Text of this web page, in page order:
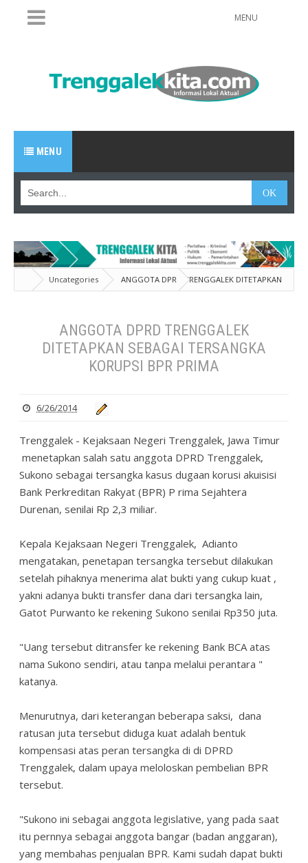
MENU
MENU
Uncategories
ANGGOTA DPRD TRENGGALEK DITETAPKAN
SEBAGAI TERSANGKA KORUPSI BPR PRIMA
ANGGOTA DPRD TRENGGALEK
DITETAPKAN SEBAGAI TERSANGKA
KORUPSI BPR PRIMA
6/26/2014
Trenggalek - Kejaksaan Negeri Trenggalek, Jawa Timur
menetapkan salah satu anggota DPRD Trenggalek,
Sukono sebagai tersangka kasus dugaan korusi akuisisi
Bank Perkreditan Rakyat (BPR) P rima Sejahtera
Durenan, senilai Rp 2,3 miliar.
Kepala Kejaksaan Negeri Trenggalek, Adianto
mengatakan, penetapan tersangka tersebut dilakukan
setelah pihaknya menerima alat bukti yang cukup kuat ,
yakni adanya bukti transfer dana dari tersangka lain,
Gatot Purwanto ke rekening Sukono senilai Rp350 juta.
"Uang tersebut ditransfer ke rekening Bank BCA atas
nama Sukono sendiri, atau tanpa melalui perantara "
katanya.
Menurutnya, dari keterangan beberapa saksi, dana
ratusan juta tersebut diduga kuat adalah bentuk
kompensasi atas peran tersangka di di DPRD
Trenggalek, dalam upaya meloloskan pembelian BPR
tersebut.
"Sukono ini sebagai anggota legislative, yang pada saat
itu pernnya sebagai anggota bangar (badan anggaran),
yang membahas penjualan BPR. Kami sudah dapat bukti